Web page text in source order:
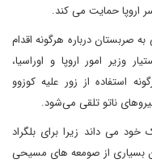
اروپا حمایت می کند.
صربستان درباره هرگونه اقدام
وزیر امور اروپا و اوراسیا،
استفاده از زور علیه کوزوو
ناتو تلقی می‌شود.
می داند زیرا برای بلگراد
بسیاری از صومعه های مسیحی